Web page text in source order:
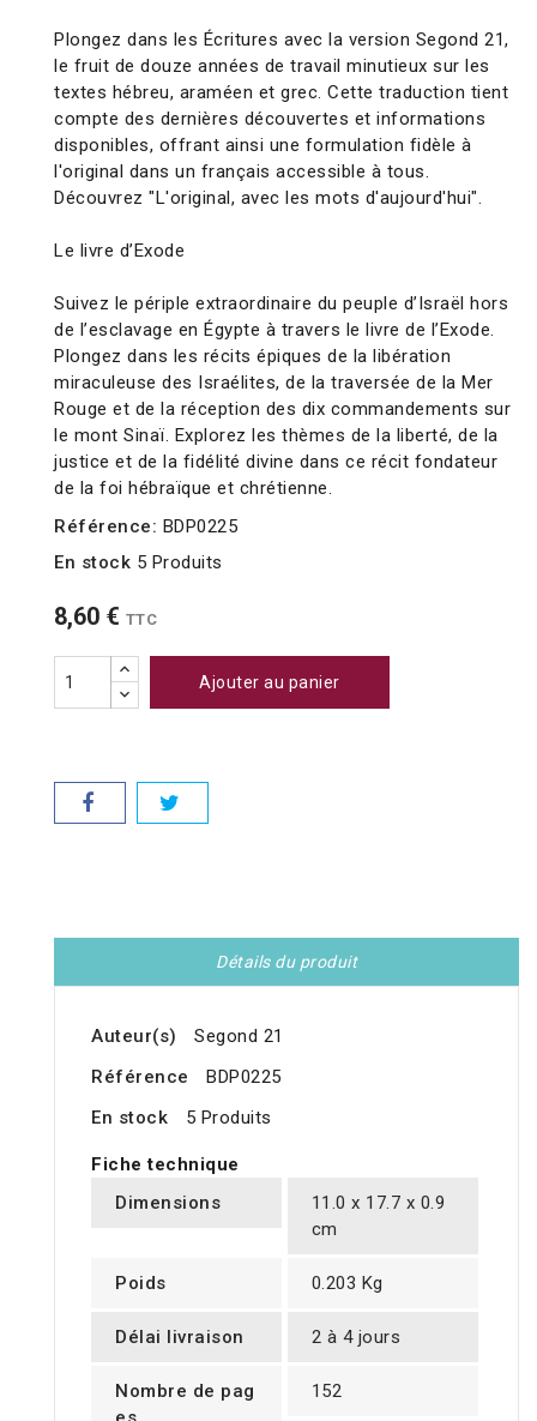
Plongez dans les Écritures avec la version Segond 21,
le fruit de douze années de travail minutieux sur les
textes hébreu, araméen et grec. Cette traduction tient
compte des dernières découvertes et informations
disponibles, offrant ainsi une formulation fidèle à
l'original dans un français accessible à tous.
Découvrez "L'original, avec les mots d'aujourd'hui".
Le livre d’Exode
Suivez le périple extraordinaire du peuple d’Israël hors
de l’esclavage en Égypte à travers le livre de l’Exode.
Plongez dans les récits épiques de la libération
miraculeuse des Israélites, de la traversée de la Mer
Rouge et de la réception des dix commandements sur
le mont Sinaï. Explorez les thèmes de la liberté, de la
justice et de la fidélité divine dans ce récit fondateur
de la foi hébraïque et chrétienne.
Référence: BDP0225
En stock 5 Produits
8,60 € TTC
Ajouter au panier
Détails du produit
Auteur(s)
Segond 21
Référence
BDP0225
En stock
5 Produits
Fiche technique
Dimensions
11.0 x 17.7 x 0.9
cm
Poids 0.203 Kg
Délai livraison 2 à 4 jours
Nombre de pag
152